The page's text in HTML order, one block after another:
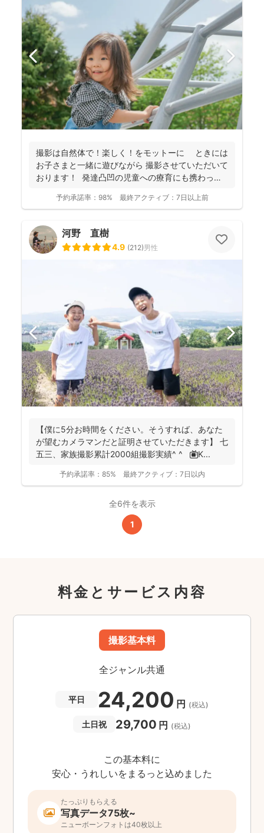
撮影は自然体で！楽しく！をモットーに ときには
お子さまと一緒に遊びながら 撮影させていただいて
おります！ 発達凸凹の児童への療育にも携わって
予約承諾率： 98% 最終アクティブ： 7日以上前
河野 直樹
4.9 (212)男性
【僕に5分お時間をください。そうすれば、あなた
が望むカメラマンだと証明させていただきます】 七
五三、家族撮影累計2000組撮影実績^ ^ 📺K...
予約承諾率： 85% 最終アクティブ： 7日以内
全6件を表示
1
料金とサービス内容
撮影基本料
全ジャンル共通
平日 24,200 円 (税込)
土日祝 29,700 円 (税込)
この基本料に
安心・うれしいをまるっと込めました
たっぷりもらえる
写真データ75枚~
ニューボーンフォトは40枚以上